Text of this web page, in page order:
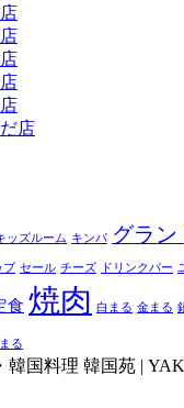
店
ッズルーム キンパ グラン
ブ セール チーズ ドリンクバー
食 焼肉 白まる 金まる
る
韓国料理 韓国苑 |